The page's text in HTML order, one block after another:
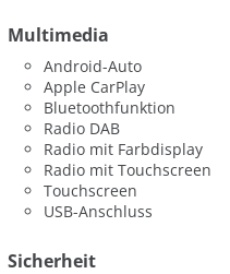
Multimedia
Android-Auto
Apple CarPlay
Bluetoothfunktion
Radio DAB
Radio mit Farbdisplay
Radio mit Touchscreen
Touchscreen
USB-Anschluss
Sicherheit